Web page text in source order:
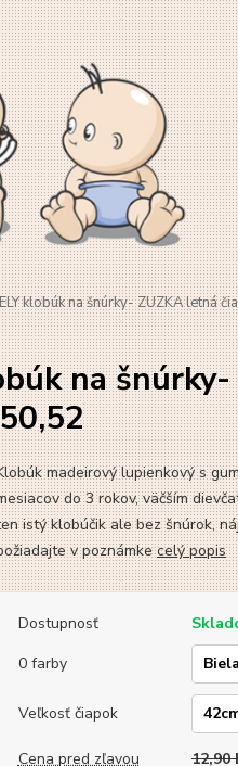
klobúk na šnúrky- ZUZKA letná
na
madeirový lupienkový s
do 3 rokov, väčším
istý klobúčik ale bez šnúrok,
v poznámkecelý popis
Dostupnosť
0 farby
Veľkosť čiapok
Cena pred zľavou 12,90